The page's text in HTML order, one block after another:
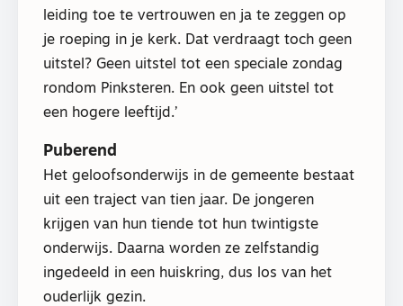
leiding toe te vertrouwen en ja te zeggen op
je roeping in je kerk. Dat verdraagt toch geen
uitstel? Geen uitstel tot een speciale zondag
rondom Pinksteren. En ook geen uitstel tot
een hogere leeftijd.’
Puberend
Het geloofsonderwijs in de gemeente bestaat
uit een traject van tien jaar. De jongeren
krijgen van hun tiende tot hun twintigste
onderwijs. Daarna worden ze zelfstandig
ingedeeld in een huiskring, dus los van het
ouderlijk gezin.